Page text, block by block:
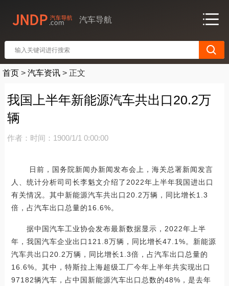
汽车导航
首页 > 汽车资讯 > 正文
我国上半年新能源汽车共出口20.2万
辆
作者： 时间：1900/1/1 0:00:00
日前，国务院新闻办新闻发布会上，海关总署新闻发言
人、统计分析司司长李魁文介绍了2022年上半年我国进出口
有关情况。其中新能源汽车共出口20.2万辆，同比增长1.3
倍，占汽车出口总量的16.6%。
据中国汽车工业协会发布最新数据显示，2022年上半
年，我国汽车企业出口121.8万辆，同比增长47.1%。新能源
汽车共出口20.2万辆，同比增长1.3倍，占汽车出口总量的
16.6%。其中，特斯拉上海超级工厂今年上半年共实现出口
97182辆汽车，占中国新能源汽车出口总数的48%，是去年